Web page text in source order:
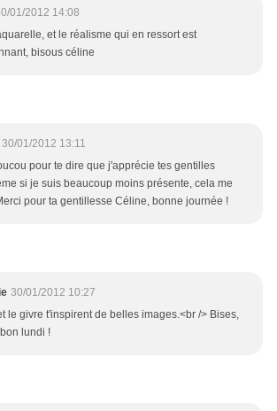
01/2012 14:08
et le réalisme qui en ressort est
bisous céline
30/01/2012 13:11
pour te dire que j'apprécie tes gentilles
si je suis beaucoup moins présente, cela me
pour ta gentillesse Céline, bonne journée !
30/01/2012 10:27
le givre t'inspirent de belles images.<br /> Bises,
lundi !